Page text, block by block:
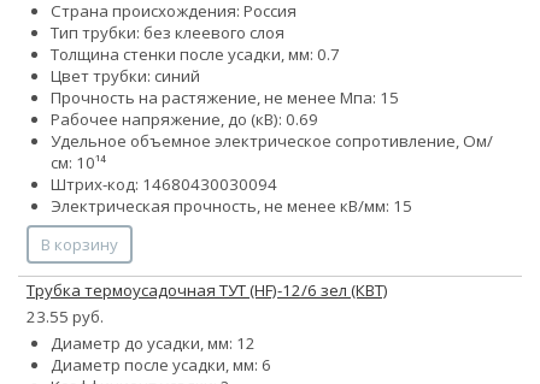
Страна происхождения: Россия
Тип трубки: без клеевого слоя
Толщина стенки после усадки, мм: 0.7
Цвет трубки: синий
Прочность на растяжение, не менее Мпа: 15
Рабочее напряжение, до (кВ): 0.69
Удельное объемное электрическое сопротивление, Ом/
см: 10¹⁴
Штрих-код: 14680430030094
Электрическая прочность, не менее кВ/мм: 15
В корзину
Трубка термоусадочная ТУТ (HF)-12/6 зел (КВТ)
23.55 руб.
Диаметр до усадки, мм: 12
Диаметр после усадки, мм: 6